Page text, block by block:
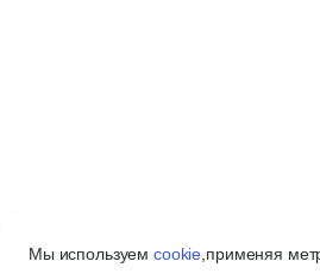
Мы используемcookie применяя